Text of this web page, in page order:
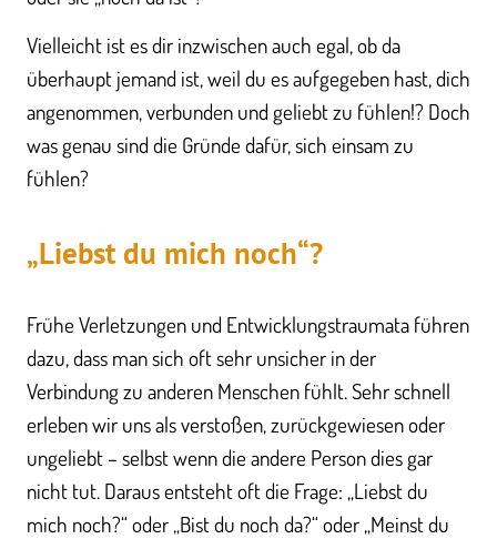
Vielleicht ist es dir inzwischen auch egal, ob da
überhaupt jemand ist, weil du es aufgegeben hast, dich
angenommen, verbunden und geliebt zu fühlen!? Doch
was genau sind die Gründe dafür, sich einsam zu
fühlen?
„Liebst du mich noch“?
Frühe Verletzungen und Entwicklungstraumata führen
dazu, dass man sich oft sehr unsicher in der
Verbindung zu anderen Menschen fühlt. Sehr schnell
erleben wir uns als verstoßen, zurückgewiesen oder
ungeliebt – selbst wenn die andere Person dies gar
nicht tut. Daraus entsteht oft die Frage: „Liebst du
mich noch?“ oder „Bist du noch da?“ oder „Meinst du